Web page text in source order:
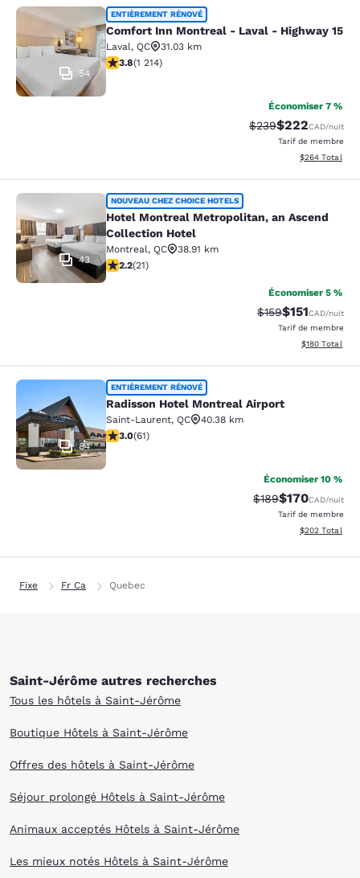
Comfort Inn Montreal - Laval -
54
ENTIÈREMENT RÉNOVÉ
Comfort Inn Montreal - Laval - Highway 15
Laval, QC
31.03 km
3.81 étoiles. Bien. 1214 commentaires
3.8(1 214)
Économiser 7 %
Tarif barré :
$239Tarif réduit :
$222CAD/nuit
Tarif de membre
Afficher les
$264 Total
Hotel Montreal Metropolitan, an
43
NOUVEAU CHEZ CHOICE HOTELS
Hotel Montreal Metropolitan, an Ascend
Collection Hotel
Montreal, QC
38.91 km
2.24 étoiles. Moyen. 21 commentaires
2.2(21)
Économiser 5 %
Tarif barré :
$159Tarif réduit :
$151CAD/nuit
Tarif de membre
Afficher les
$180 Total
Radisson Hotel Montreal Airport
84
ENTIÈREMENT RÉNOVÉ
Radisson Hotel Montreal Airport
Saint-Laurent, QC
40.38 km
2.95 étoiles. Moyen. 61 commentaires
3.0(61)
Économiser 10 %
Tarif barré :
$189Tarif réduit :
$170CAD/nuit
Tarif de membre
Afficher les
$202 Total
Fixe Fr Ca Quebec
Saint-Jérôme autres recherches
Tous les hôtels à Saint-Jérôme
Boutique Hôtels à Saint-Jérôme
Offres des hôtels à Saint-Jérôme
Séjour prolongé Hôtels à Saint-Jérôme
Animaux acceptés Hôtels à Saint-Jérôme
Les mieux notés Hôtels à Saint-Jérôme